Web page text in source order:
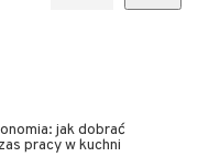
jak dobrać
pracy w kuchni